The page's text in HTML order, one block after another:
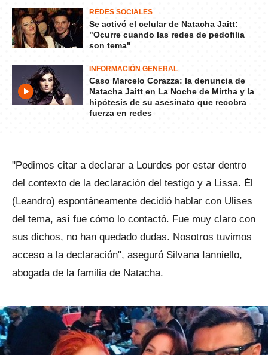
REDES SOCIALES
Se activó el celular de Natacha Jaitt:
"Ocurre cuando las redes de pedofilia
son tema"
INFORMACIÓN GENERAL
Caso Marcelo Corazza: la denuncia de
Natacha Jaitt en La Noche de Mirtha y la
hipótesis de su asesinato que recobra
fuerza en redes
"Pedimos citar a declarar a Lourdes por estar dentro
del contexto de la declaración del testigo y a Lissa. Él
(Leandro) espontáneamente decidió hablar con Ulises
del tema, así fue cómo lo contactó. Fue muy claro con
sus dichos, no han quedado dudas. Nosotros tuvimos
acceso a la declaración", aseguró Silvana Ianniello,
abogada de la familia de Natacha.